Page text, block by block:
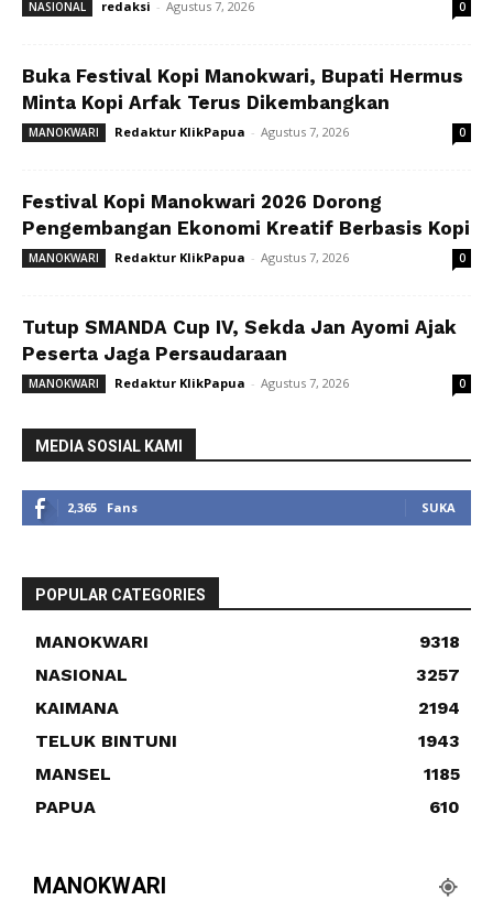
NASIONAL redaksi - Agustus 7, 2026 0
Buka Festival Kopi Manokwari, Bupati Hermus
Minta Kopi Arfak Terus Dikembangkan
MANOKWARI Redaktur KlikPapua - Agustus 7, 2026 0
Festival Kopi Manokwari 2026 Dorong
Pengembangan Ekonomi Kreatif Berbasis Kopi
MANOKWARI Redaktur KlikPapua - Agustus 7, 2026 0
Tutup SMANDA Cup IV, Sekda Jan Ayomi Ajak
Peserta Jaga Persaudaraan
MANOKWARI Redaktur KlikPapua - Agustus 7, 2026 0
MEDIA SOSIAL KAMI
2,365 Fans SUKA
POPULAR CATEGORIES
MANOKWARI
9318
NASIONAL
3257
KAIMANA
2194
TELUK BINTUNI
1943
MANSEL
1185
PAPUA
610
MANOKWARI